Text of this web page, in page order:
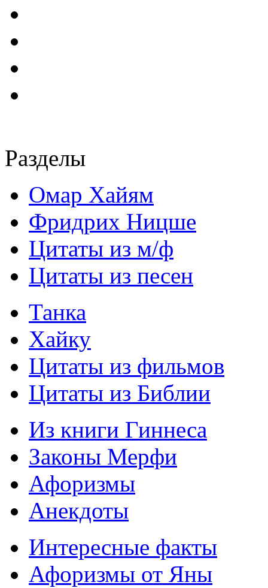
Разделы
Омар Хайям
Фридрих Ницше
Цитаты из м/ф
Цитаты из песен
Танка
Хайку
Цитаты из фильмов
Цитаты из Библии
Из книги Гиннеса
Законы Мерфи
Афоризмы
Анекдоты
Интересные факты
Афоризмы от Яны